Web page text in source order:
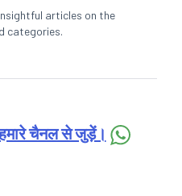
articles on the
categories.
चैनल से जुड़ें।